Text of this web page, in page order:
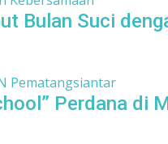
Bulan Suci
Perdana di